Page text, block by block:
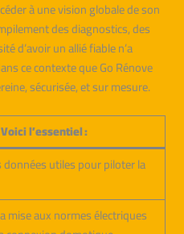
à une vision globale de son
des diagnostics, des
d’avoir un allié fiable n’a
ce contexte que Go Rénove
sécurisée, et sur mesure.
l’essentiel :
utiles pour piloter la
mise aux normes électriques